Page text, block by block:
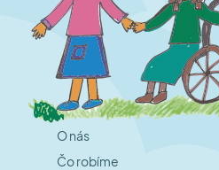
O nás
Čo robíme